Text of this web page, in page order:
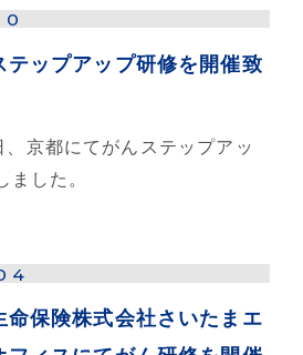
テップアップ研修を開催致
京都にてがんステップアッ
ました。
命保険株式会社さいたまエ